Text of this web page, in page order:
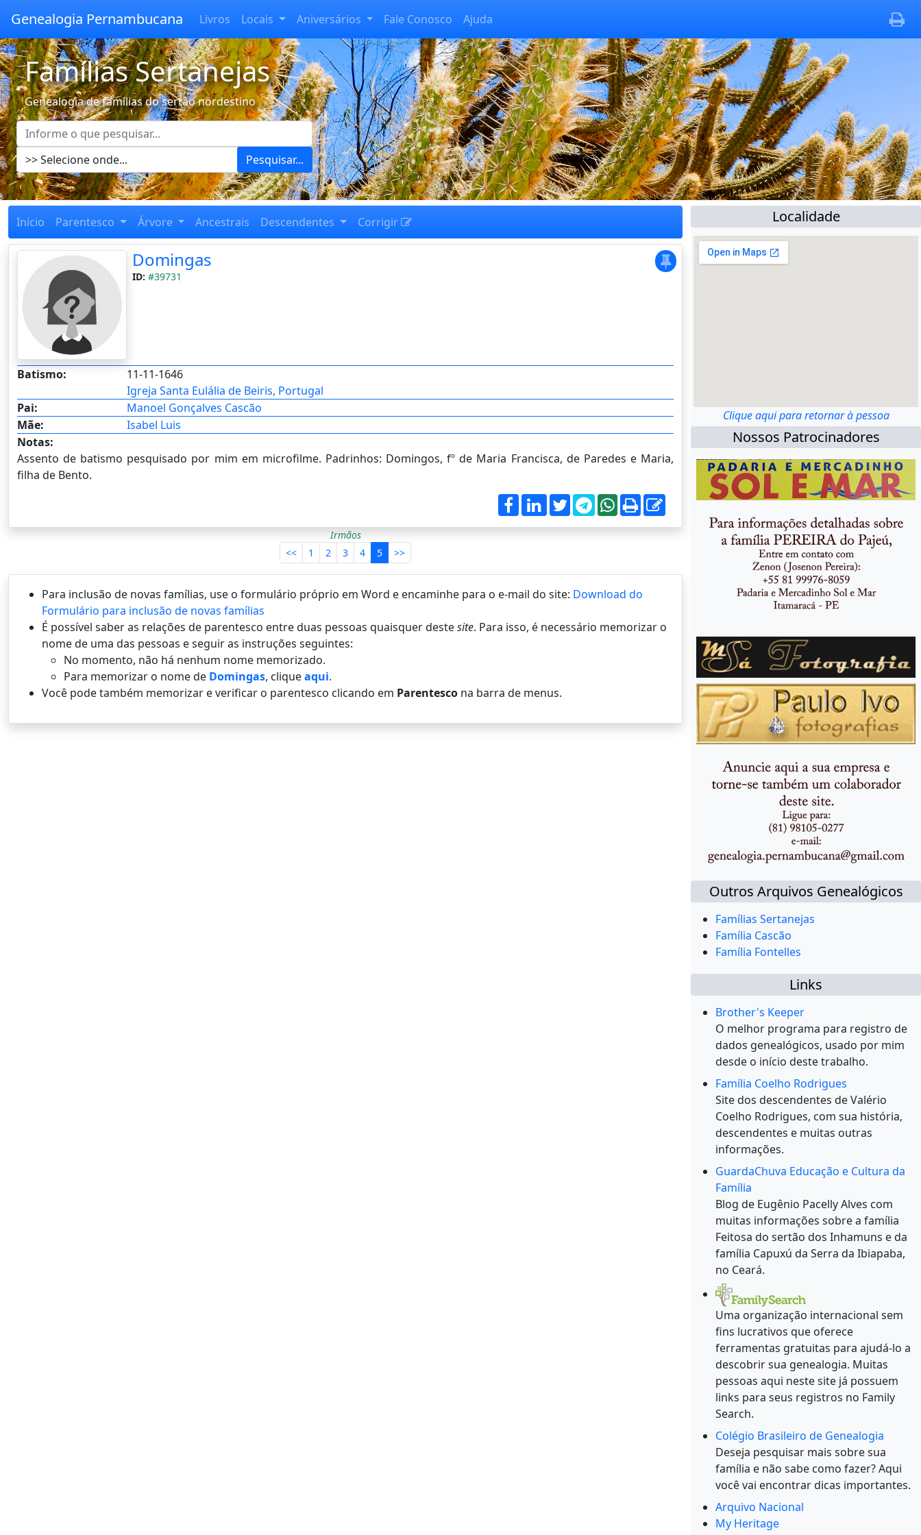
Genealogia Pernambucana Livros Locais Aniversários Fale Conosco Ajuda
Famílias Sertanejas
Genealogia de famílias do sertão nordestino
Pesquisar...
Início Parentesco Árvore Ancestrais Descendentes Corrigir
Domingas
ID: #39731
Batismo:
11-11-1646
Igreja Santa Eulália de Beiris, Portugal
Pai:
Manoel Gonçalves Cascão
Mãe:
Isabel Luis
Notas:
Assento de batismo pesquisado por mim em microfilme. Padrinhos: Domingos, fº de Maria Francisca, de Paredes e Maria,
filha de Bento.
Irmãos
<<
1 2 3 4 5 >>
Para inclusão de novas famílias, use o formulário próprio em Word e encaminhe para o e-mail do site: Download do
Formulário para inclusão de novas famílias
É possí­vel saber as relações de parentesco entre duas pessoas quaisquer destesite. Para isso, é necessário memorizar o
nome de uma das pessoas e seguir as instruções seguintes:
No momento, não há nenhum nome memorizado.
Para memorizar o nome de Domingas, cliqueaqui.
Você pode também memorizar e verificar o parentesco clicando em Parentesco na barra de menus.
Localidade
Clique aqui para retornar à pessoa
Nossos Patrocinadores
Outros Arquivos Genealógicos
Famílias Sertanejas
Família Cascão
Família Fontelles
Links
Brother's Keeper
O melhor programa para registro de
dados genealógicos, usado por mim
desde o início deste trabalho.
Família Coelho Rodrigues
Site dos descendentes de Valério
Coelho Rodrigues, com sua história,
descendentes e muitas outras
informações.
GuardaChuva Educação e Cultura da
Família
Blog de Eugênio Pacelly Alves com
muitas informações sobre a família
Feitosa do sertão dos Inhamuns e da
família Capuxú da Serra da Ibiapaba,
no Ceará.
Uma organização internacional sem
fins lucrativos que oferece
ferramentas gratuitas para ajudá-lo a
descobrir sua genealogia. Muitas
pessoas aqui neste site já possuem
links para seus registros no Family
Search.
Colégio Brasileiro de Genealogia
Deseja pesquisar mais sobre sua
família e não sabe como fazer? Aqui
você vai encontrar dicas importantes.
Arquivo Nacional
My Heritage